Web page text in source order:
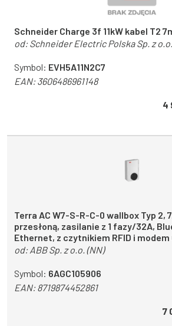
Schneider Charge 3f 11kW kabel T2
od:Schneider Electric Polska Sp. z o.o.
Symbol: EVH5A11N2C7
EAN:3606486961148
4
Terra AC W7-S-R-C-0 wallbox Typ 2,
przesłoną, zasilanie z 1 fazy/32A,
Ethernet, z czytnikiem RFID i modem
od: ABB Sp. z o.o. (NN)
Symbol: 6AGC105906
EAN:8719874452861
7